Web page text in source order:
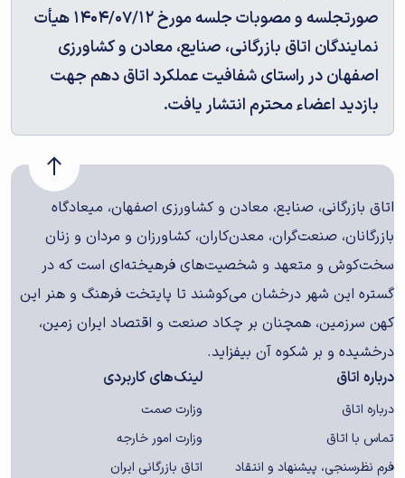
صورتجلسه و مصوبات جلسه مورخ 1404/07/12 هیأت
نمایندگان اتاق بازرگانی، صنایع، معادن و کشاورزی
اصفهان در راستای شفافیت عملکرد اتاق دهم جهت
بازدید اعضاء محترم انتشار یافت.
اتاق بازرگانی، صنایع، معادن و کشاورزی اصفهان، میعادگاه
بازرگانان، صنعت‌گران، معدن‌کاران، کشاورزان و مردان و زنان
سخت‌کوش و متعهد و شخصیت‌های فرهیخته‌ای است که در
گستره این شهر درخشان می‌کوشند تا پایتخت فرهنگ و هنر این
کهن سرزمین، همچنان بر چکاد صنعت و اقتصاد ایران زمین،
درخشیده و بر شکوه آن بیفزاید.
درباره اتاق
درباره اتاق
تماس با اتاق
فرم نظرسنجی، پیشنهاد و انتقاد
لینک‌های کاربردی
وزارت صمت
وزارت امور خارجه
اتاق بازرگانی ایران